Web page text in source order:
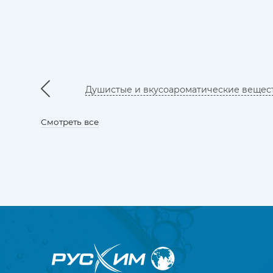
Душистые и вкусоароматические
Смотреть все